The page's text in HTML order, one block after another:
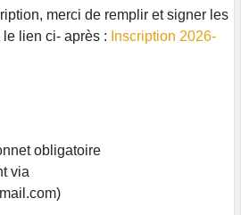
merci de remplir et signer les
lien ci- après : Inscription 2026-
obligatoire
via